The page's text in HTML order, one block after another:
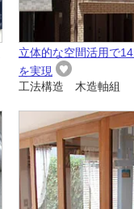
立体的な空間活用で
を実現
工法構造 木造軸組